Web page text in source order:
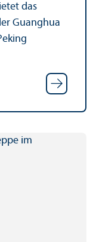
das
Guanghua